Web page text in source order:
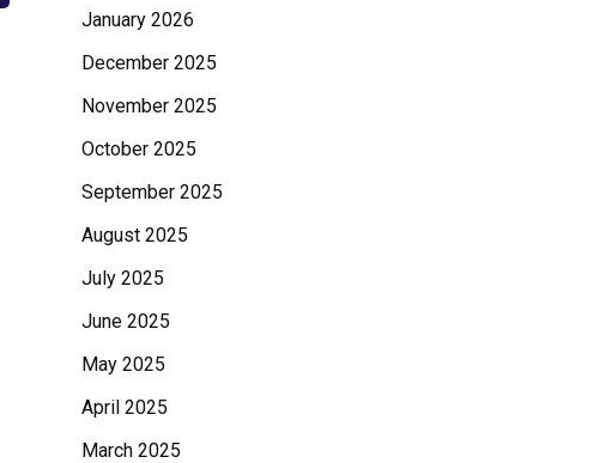
January 2026
December 2025
November 2025
October 2025
September 2025
August 2025
July 2025
June 2025
May 2025
April 2025
March 2025